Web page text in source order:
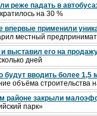
реже падать в
на 30 %
впервые применили
местный
выставил его на
дней
будут вводить более 1,5
объёма строительства
районе закрыли
парк»